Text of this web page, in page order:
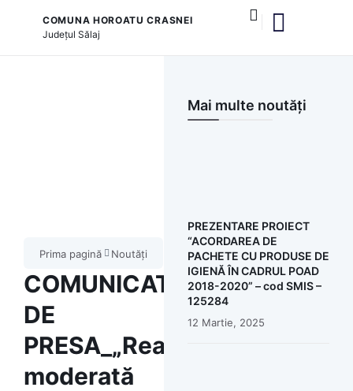
COMUNA HOROATU CRASNEI
Județul Sălaj
Prima pagină Noutăți
COMUNICAT
DE
PRESA_„Reabilitare
moderată
Mai multe noutăți
PREZENTARE PROIECT
“ACORDAREA DE
PACHETE CU PRODUSE DE
IGIENĂ ÎN CADRUL POAD
2018-2020” – cod SMIS –
125284
12 Martie, 2025